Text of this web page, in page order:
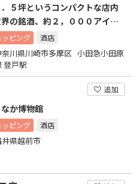
．５坪というコンパクトな店内
の銘酒、約２，０００アイテ
め込んだ酒専門店です
ッピング 酒店
奈川県川崎市多摩区 小田急小田原
登戸駅
追加
か博物館
ッピング 酒店
県越前市